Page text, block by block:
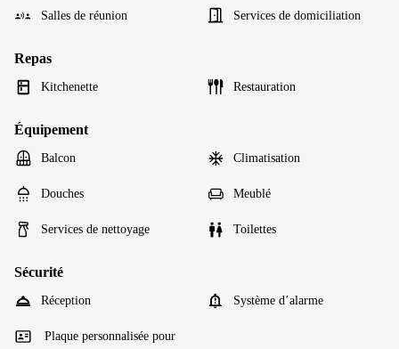
Salles de réunion Services de domiciliation
Repas
Kitchenette Restauration
Équipement
Balcon Climatisation
Douches Meublé
Services de nettoyage Toilettes
Sécurité
Réception Système d’alarme
Plaque personnalisée pour